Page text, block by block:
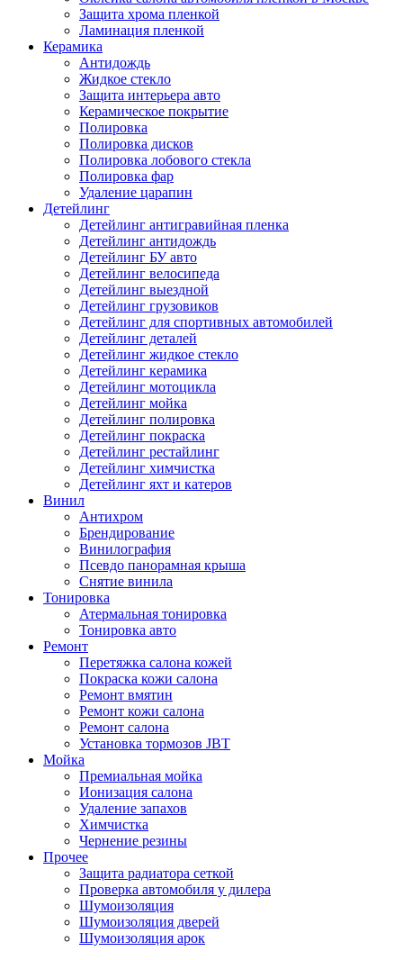
Защита хрома пленкой
Ламинация пленкой
Керамика
Антидождь
Жидкое стекло
Защита интерьера авто
Керамическое покрытие
Полировка
Полировка дисков
Полировка лобового стекла
Полировка фар
Удаление царапин
Детейлинг
Детейлинг антигравийная пленка
Детейлинг антидождь
Детейлинг БУ авто
Детейлинг велосипеда
Детейлинг выездной
Детейлинг грузовиков
Детейлинг для спортивных автомобилей
Детейлинг деталей
Детейлинг жидкое стекло
Детейлинг керамика
Детейлинг мотоцикла
Детейлинг мойка
Детейлинг полировка
Детейлинг покраска
Детейлинг рестайлинг
Детейлинг химчистка
Детейлинг яхт и катеров
Винил
Антихром
Брендирование
Винилография
Псевдо панорамная крыша
Снятие винила
Тонировка
Атермальная тонировка
Тонировка авто
Ремонт
Перетяжка салона кожей
Покраска кожи салона
Ремонт вмятин
Ремонт кожи салона
Ремонт салона
Установка тормозов JBT
Мойка
Премиальная мойка
Ионизация салона
Удаление запахов
Химчистка
Чернение резины
Прочее
Защита радиатора сеткой
Проверка автомобиля у дилера
Шумоизоляция
Шумоизоляция дверей
Шумоизоляция арок